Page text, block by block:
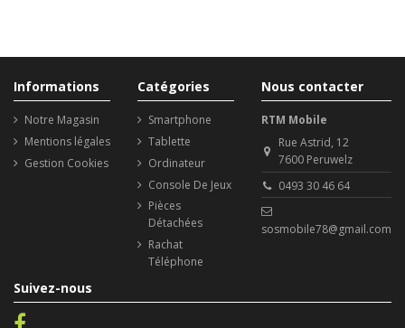
Informations
Notre Magasin
Mentions légales
Gestion Cookies
Catégories
Smartphone
Tablette
Ordinateur
Console De Jeux
Pièces
Détachées
Rachat
Téléphone
Nous contacter
RTM Mobile
Rue Astrid, 12
7600 Peruwelz
0493 30 46 64
sosmobile78@gmail.com
Suivez-nous